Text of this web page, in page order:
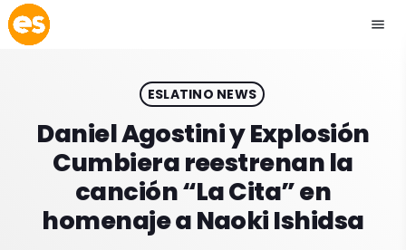
menu
play_arrow EMISIÓN LA PAZ
EMISIÓN COCHABAMBA
ESLATINO NEWS
Daniel Agostini y Explosión
Cumbiera reestrenan la
canción “La Cita” en
homenaje a Naoki Ishidsa